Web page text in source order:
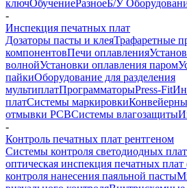
ключОбучениеРазноеБ/У
-
Инспекция печатных плат
Дозаторы пасты и клеяТрафаретные
компонентовПечи оплавления
волнойУстановки оплавления паром
пайкиОборудование для разделения
мультиплатПрограмматорыPress-Fit
платСистемы маркировки
отмывки PCBСистемы влагозащиты
-
Контроль печатных плат рентгеном
Системы контроля светодиодных плат
оптическая инспекция печатных
контроля нанесения паяльной пасты